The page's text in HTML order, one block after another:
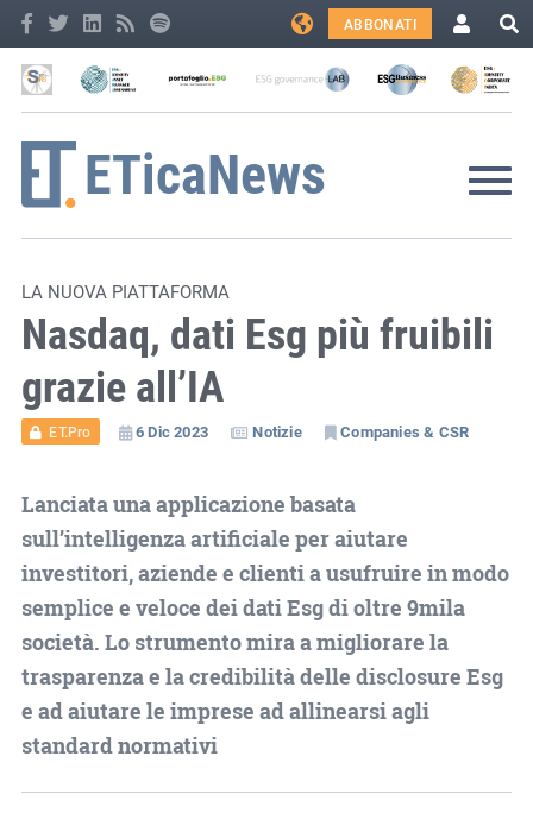
ABBONATI
LA NUOVA PIATTAFORMA
Nasdaq, dati Esg più fruibili
grazie all’IA
ET.Pro 6 Dic 2023 Notizie Companies & CSR
Lanciata una applicazione basata
sull’intelligenza artificiale per aiutare
investitori, aziende e clienti a usufruire in modo
semplice e veloce dei dati Esg di oltre 9mila
società. Lo strumento mira a migliorare la
trasparenza e la credibilità delle disclosure Esg
e ad aiutare le imprese ad allinearsi agli
standard normativi